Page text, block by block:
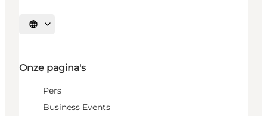
Selecteer taal
Onze pagina's
Pers
Business Events